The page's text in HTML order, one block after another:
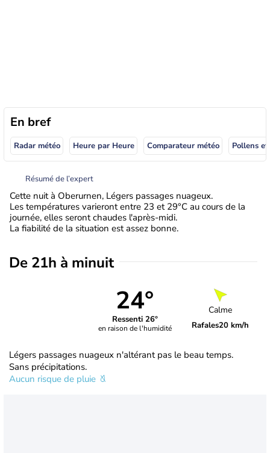
En bref
Radar météo Heure par Heure Comparateur météo Pollens
Résumé de l’expert
Cette nuit à Oberurnen, Légers passages nuageux.
Les températures varieront entre 23 et 29°C au cours de la
journée, elles seront chaudes l'après-midi.
La fiabilité de la situation est assez bonne.
De 21h à minuit
24°
Ressenti 26°
en raison de l'humidité
Calme
Rafales20 km/h
Légers passages nuageux n'altérant pas le beau temps.
Sans précipitations.
Aucun risque de pluie